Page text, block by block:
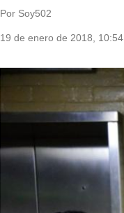
Por Soy502
19 de enero de 2018, 10:54